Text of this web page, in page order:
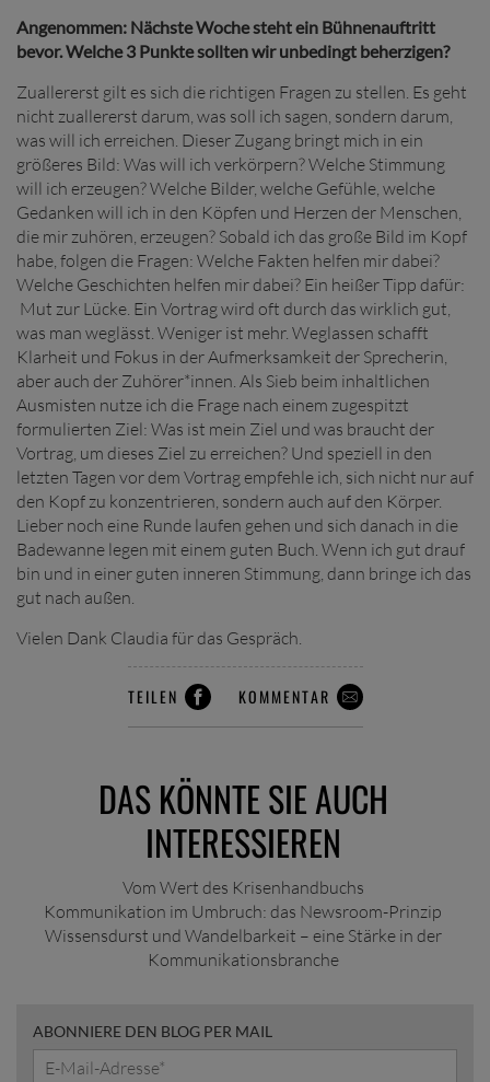
Angenommen: Nächste Woche steht ein Bühnenauftritt
bevor. Welche 3 Punkte sollten wir unbedingt beherzigen?
Zuallererst gilt es sich die richtigen Fragen zu stellen. Es geht
nicht zuallererst darum, was soll ich sagen, sondern darum,
was will ich erreichen. Dieser Zugang bringt mich in ein
größeres Bild: Was will ich verkörpern? Welche Stimmung
will ich erzeugen? Welche Bilder, welche Gefühle, welche
Gedanken will ich in den Köpfen und Herzen der Menschen,
die mir zuhören, erzeugen? Sobald ich das große Bild im Kopf
habe, folgen die Fragen: Welche Fakten helfen mir dabei?
Welche Geschichten helfen mir dabei? Ein heißer Tipp dafür:
Mut zur Lücke. Ein Vortrag wird oft durch das wirklich gut,
was man weglässt. Weniger ist mehr. Weglassen schafft
Klarheit und Fokus in der Aufmerksamkeit der Sprecherin,
aber auch der Zuhörer*innen. Als Sieb beim inhaltlichen
Ausmisten nutze ich die Frage nach einem zugespitzt
formulierten Ziel: Was ist mein Ziel und was braucht der
Vortrag, um dieses Ziel zu erreichen? Und speziell in den
letzten Tagen vor dem Vortrag empfehle ich, sich nicht nur auf
den Kopf zu konzentrieren, sondern auch auf den Körper.
Lieber noch eine Runde laufen gehen und sich danach in die
Badewanne legen mit einem guten Buch. Wenn ich gut drauf
bin und in einer guten inneren Stimmung, dann bringe ich das
gut nach außen.
Vielen Dank Claudia für das Gespräch.
TEILEN KOMMENTAR
DAS KÖNNTE SIE AUCH
INTERESSIEREN
Vom Wert des Krisenhandbuchs
Kommunikation im Umbruch: das Newsroom-Prinzip
Wissensdurst und Wandelbarkeit – eine Stärke in der
Kommunikationsbranche
ABONNIERE DEN BLOG PER MAIL